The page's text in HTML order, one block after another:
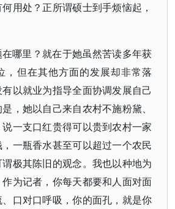
用处？正所谓硕士到手烦恼起，
哪里？就在于她虽然苦读多年获
，但在其他方面的发展却非常落
以就业为指导全面协调发展自己
，她以自己来自农村不施粉黛、
一支口红贵得可以贵到农村一家
一瓶香水甚至可以超过一个农民
极其陈旧的观念。我也以种地为
为记者，你每天都要和人面对面
口对口呼吸，你的面孔，就是你